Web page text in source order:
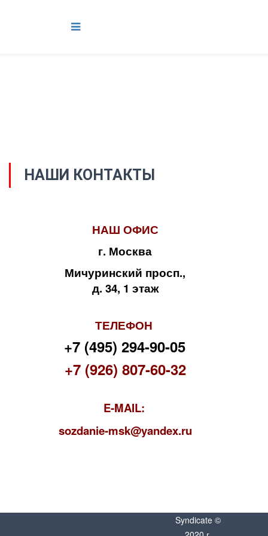
НАШИ КОНТАКТЫ
НАШ ОФИС
г. Москва
Мичуринский просп.,
д. 34, 1 этаж
ТЕЛЕФОН
+7 (495) 294-90-05
+7 (926) 807-60-32
E-MAIL:
sozdanie-msk@yandex.ru
Syndicate ©